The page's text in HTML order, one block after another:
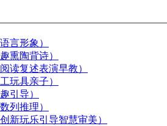
言形象）
熏陶背诗）
读复述表演早教）
玩具亲子）
引导）
列推理）
新玩乐引导智慧审美）